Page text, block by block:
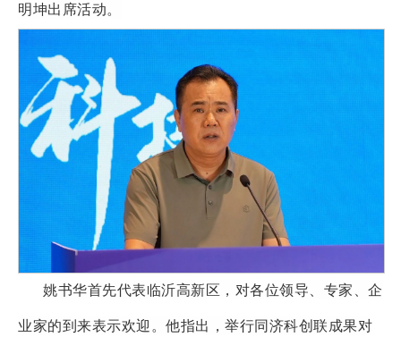
明坤出席活动。
姚书华首先代表临沂高新区，对各位领导、专家、企
业家的到来表示欢迎。他指出，举行同济科创联成果对